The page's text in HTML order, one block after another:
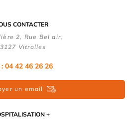
CONTACTER
2, Rue Bel air,
Vitrolles
04 42 46 26 26
un email